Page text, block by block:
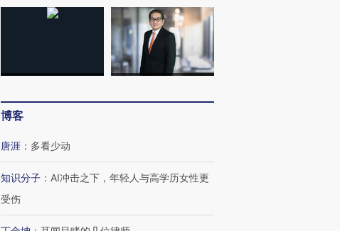
博客
唐涯 ： 多看少动
知识分子 ： AI冲击之下，年轻人与高学历女性更
受伤